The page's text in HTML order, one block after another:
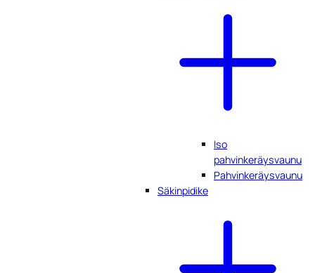
Iso
pahvinkeräysvaunu
Pahvinkeräysvaunu
Säkinpidike